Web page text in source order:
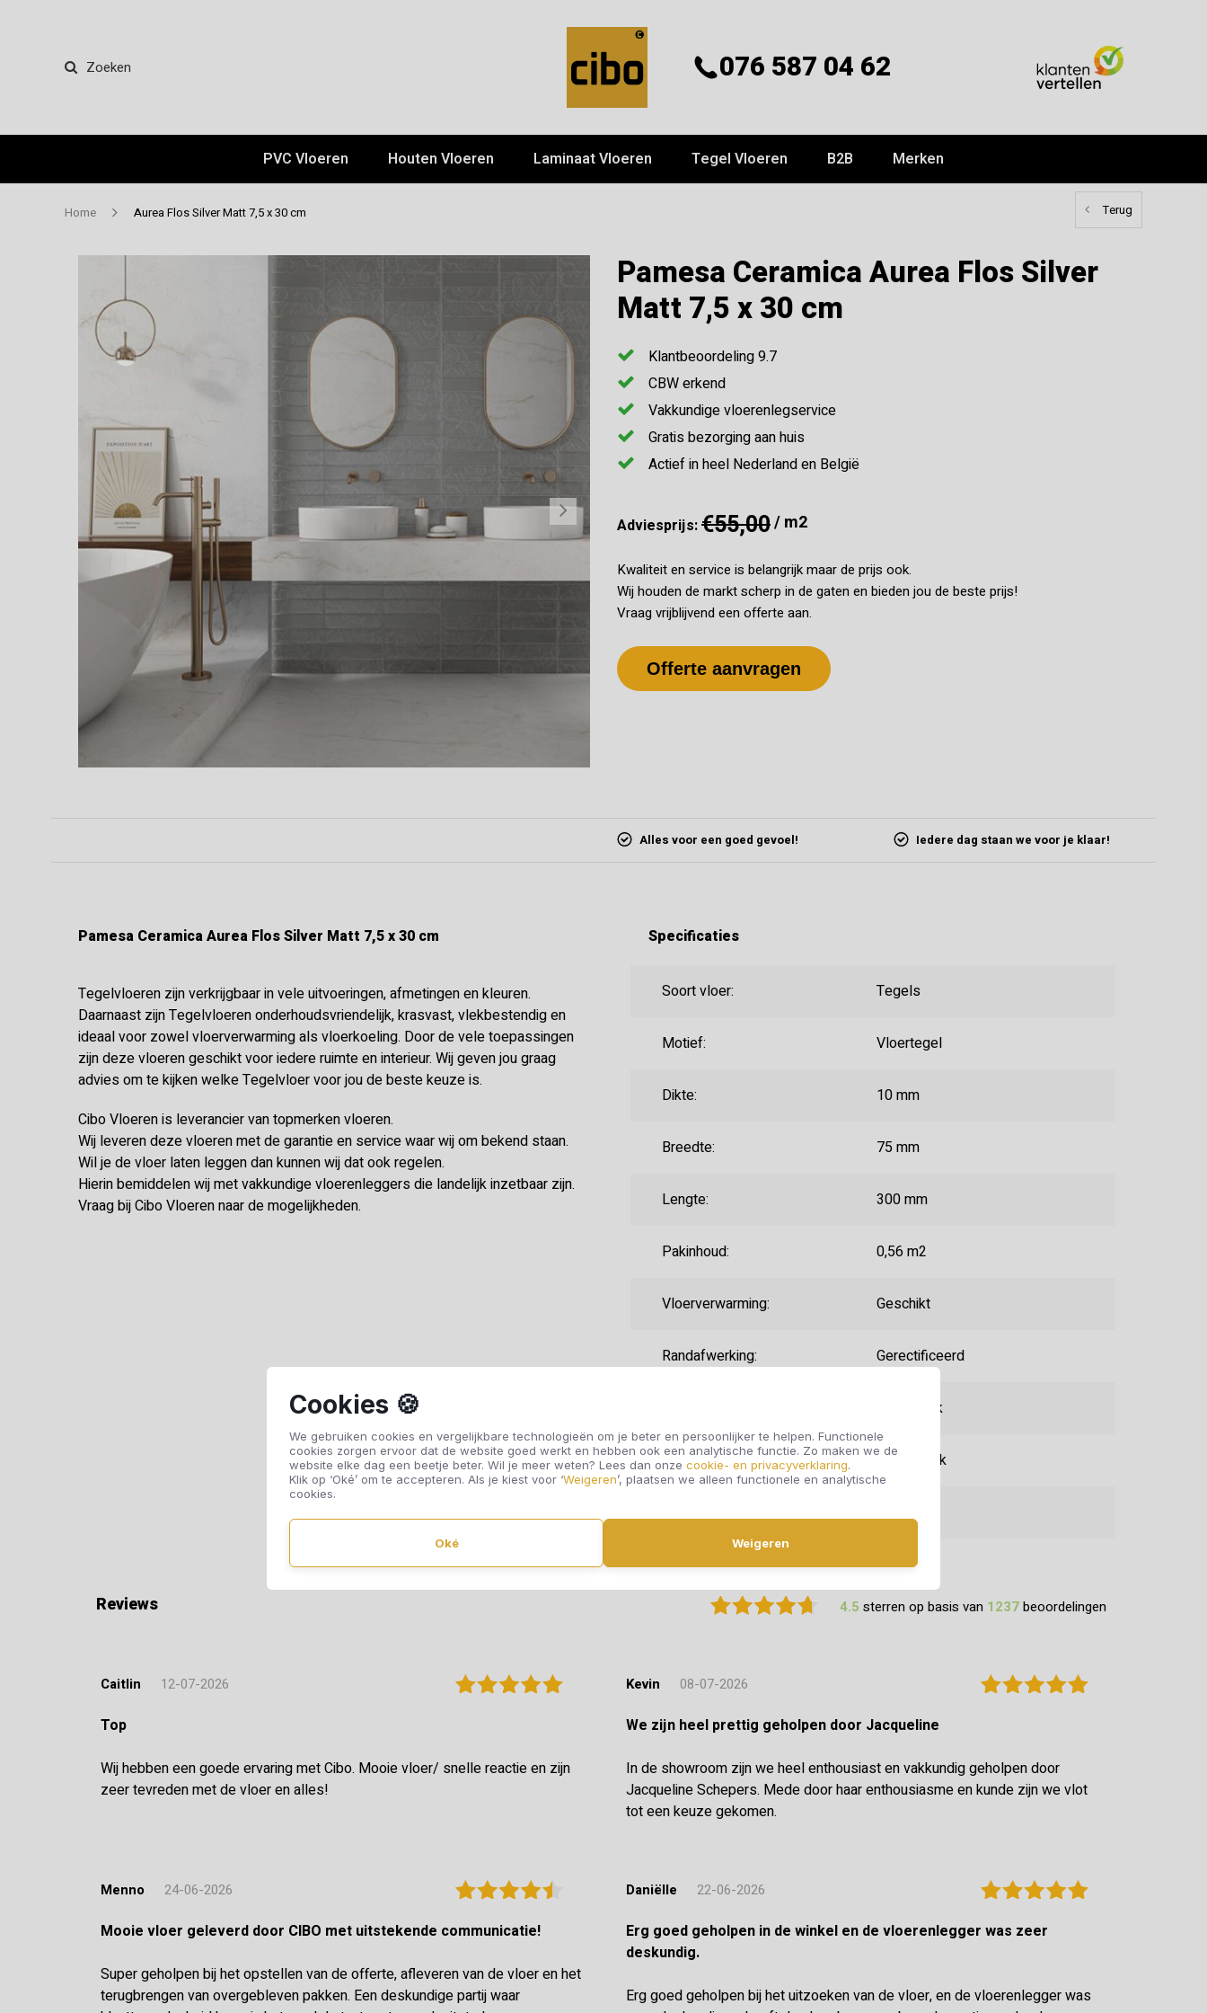
Cookies 🍪
We gebruiken cookies en vergelijkbare technologieën om je beter en persoonlijker te helpen. Functionele
cookies zorgen ervoor dat de website goed werkt en hebben ook een analytische functie. Zo maken we de
website elke dag een beetje beter. Wil je meer weten? Lees dan onze cookie- en privacyverklaring.
Klik op ‘Oké’ om te accepteren. Als je kiest voor ‘Weigeren’, plaatsen we alleen functionele en analytische
cookies.
Oké Weigeren
Zoeken 076 587 04 62
PVC Vloeren Houten Vloeren Laminaat Vloeren Tegel Vloeren B2B Merken
Home Aurea Flos Silver Matt 7,5 x 30 cm Terug
Pamesa Ceramica Aurea Flos Silver
Matt 7,5 x 30 cm
Klantbeoordeling 9.7
CBW erkend
Vakkundige vloerenlegservice
Gratis bezorging aan huis
Actief in heel Nederland en België
Adviesprijs:€55,00/ m2
Kwaliteit en service is belangrijk maar de prijs ook.
Wij houden de markt scherp in de gaten en bieden jou de beste prijs!
Vraag vrijblijvend een offerte aan.
Offerte aanvragen
Alles voor een goed gevoel! Iedere dag staan we voor je klaar!
Pamesa Ceramica Aurea Flos Silver Matt 7,5 x 30 cm
Tegelvloeren zijn verkrijgbaar in vele uitvoeringen, afmetingen en kleuren.
Daarnaast zijn Tegelvloeren onderhoudsvriendelijk, krasvast, vlekbestendig en
ideaal voor zowel vloerverwarming als vloerkoeling. Door de vele toepassingen
zijn deze vloeren geschikt voor iedere ruimte en interieur. Wij geven jou graag
advies om te kijken welke Tegelvloer voor jou de beste keuze is.
Cibo Vloeren is leverancier van topmerken vloeren.
Wij leveren deze vloeren met de garantie en service waar wij om bekend staan.
Wil je de vloer laten leggen dan kunnen wij dat ook regelen.
Hierin bemiddelen wij met vakkundige vloerenleggers die landelijk inzetbaar zijn.
Vraag bij Cibo Vloeren naar de mogelijkheden.
Specificaties
Soort vloer: Tegels
Motief: Vloertegel
Dikte: 10 mm
Breedte: 75 mm
Lengte: 300 mm
Pakinhoud: 0,56 m2
Vloerverwarming: Geschikt
Randafwerking: Gerectificeerd
Rechthoek
Uitstraling: Metaallook
Reviews 4.5 sterren op basis van 1237beoordelingen
Caitlin 12-07-2026
Top
Wij hebben een goede ervaring met Cibo. Mooie vloer/ snelle reactie en zijn
zeer tevreden met de vloer en alles!
Kevin 08-07-2026
We zijn heel prettig geholpen door Jacqueline
In de showroom zijn we heel enthousiast en vakkundig geholpen door
Jacqueline Schepers. Mede door haar enthousiasme en kunde zijn we vlot
tot een keuze gekomen.
Menno 24-06-2026
Mooie vloer geleverd door CIBO met uitstekende communicatie!
Super geholpen bij het opstellen van de offerte, afleveren van de vloer en het
terugbrengen van overgebleven pakken. Een deskundige partij waar
Daniëlle 22-06-2026
Erg goed geholpen in de winkel en de vloerenlegger was zeer
deskundig.
Erg goed geholpen bij het uitzoeken van de vloer, en de vloerenlegger was